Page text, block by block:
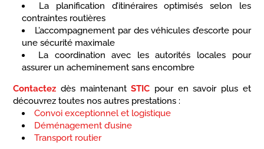
La planification d’itinéraires optimisés selon les
contraintes routières
L’accompagnement par des véhicules d’escorte pour
une sécurité maximale
La coordination avec les autorités locales pour
assurer un acheminement sans encombre
Contactez dès maintenantSTIC pour en savoir plus et
découvrez toutes nos autres prestations :
Convoi exceptionnel et logistique
Déménagement d’usine
Transport routier